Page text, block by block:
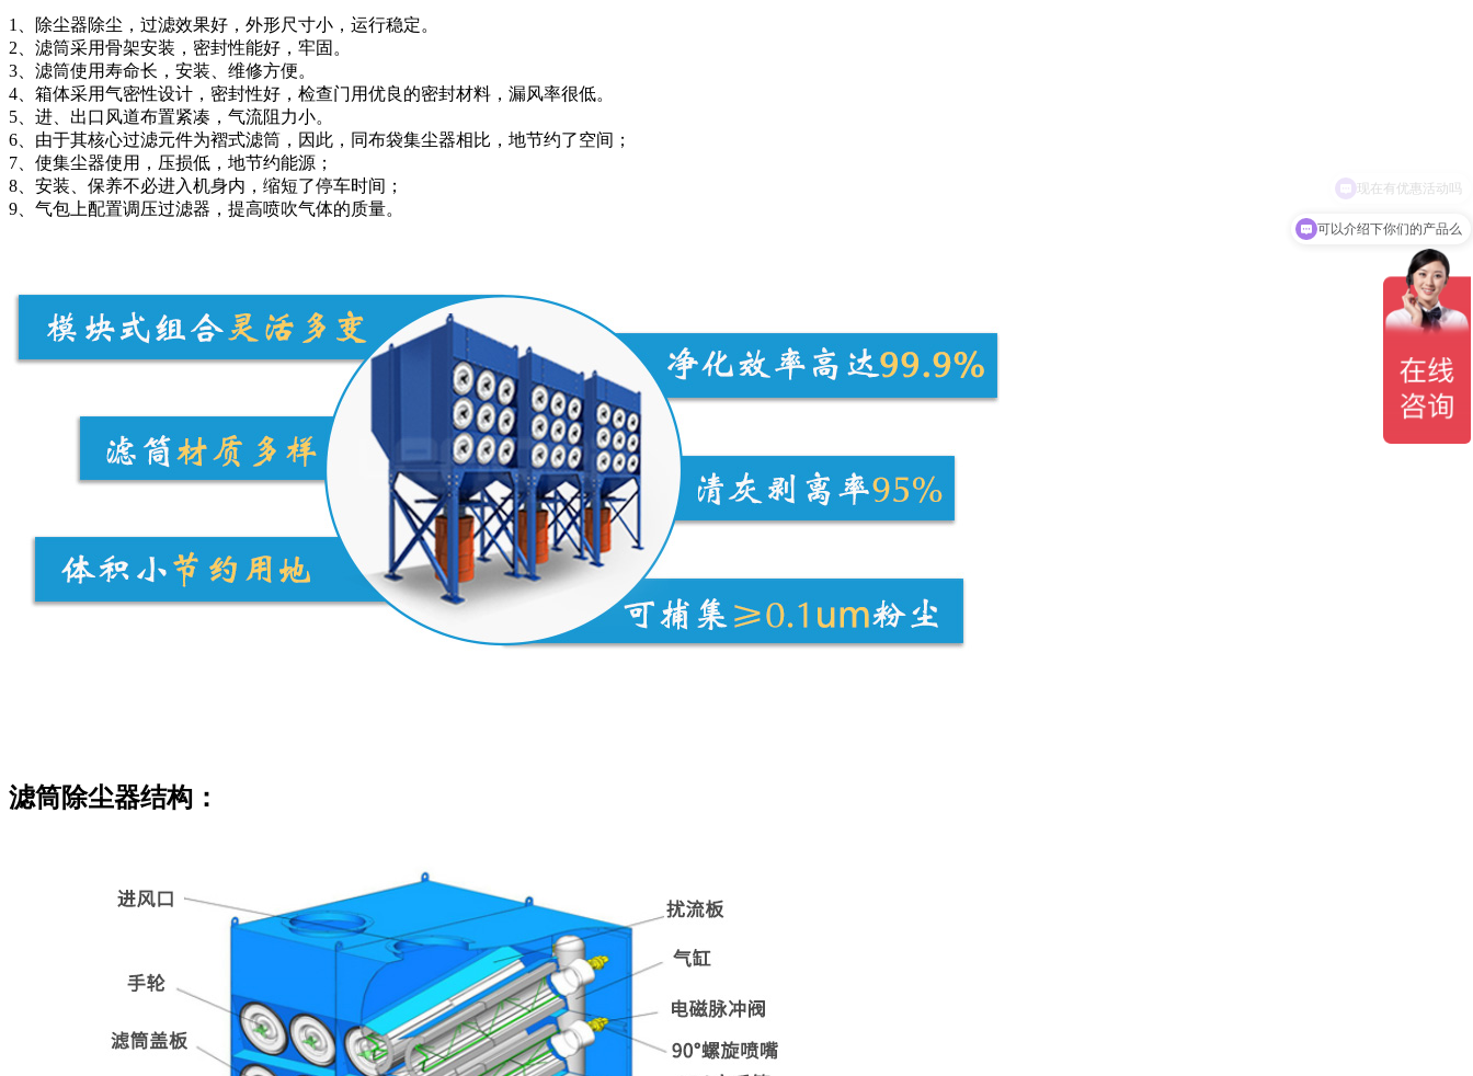
1、除尘器除尘，过滤效果好，外形尺寸小，运行稳定。
2、滤筒采用骨架安装，密封性能好，牢固。
3、滤筒使用寿命长，安装、维修方便。
4、箱体采用气密性设计，密封性好，检查门用优良的密封材料，漏风率很低。
5、进、出口风道布置紧凑，气流阻力小。
6、由于其核心过滤元件为褶式滤筒，因此，同布袋集尘器相比，地节约了空间；
7、使集尘器使用，压损低，地节约能源；
8、安装、保养不必进入机身内，缩短了停车时间；
9、气包上配置调压过滤器，提高喷吹气体的质量。
滤筒除尘器结构：
可以介绍下你们的产品么